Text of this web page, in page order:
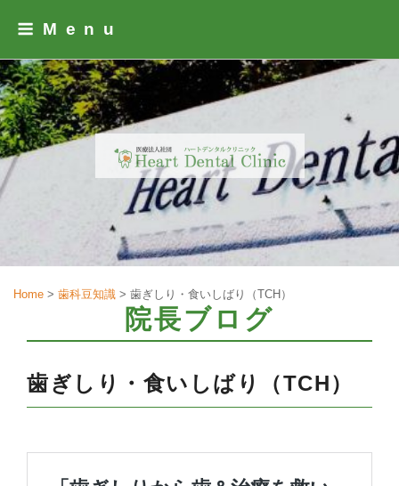
Menu
Home > 歯科豆知識 > 歯ぎしり・食いしばり（TCH）
院長ブログ
歯ぎしり・食いしばり（TCH）